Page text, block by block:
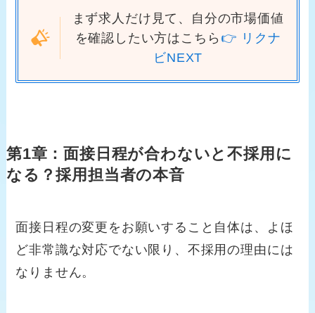
まず求人だけ見て、自分の市場価値
を確認したい方はこちら 👉 リクナ
ビNEXT
第1章：面接日程が合わないと不採用に
なる？採用担当者の本音
面接日程の変更をお願いすること自体は、よほ
ど非常識な対応でない限り、不採用の理由には
なりません。